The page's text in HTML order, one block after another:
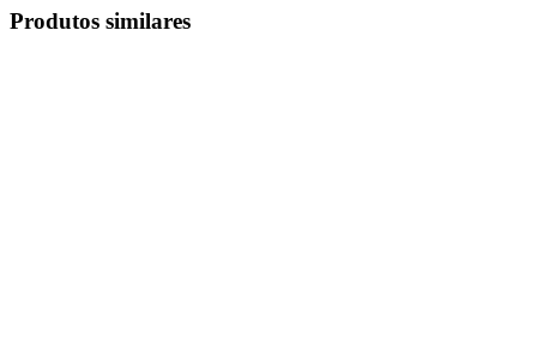
Produtos similares